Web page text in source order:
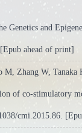
Genetics and
ahead of print]
M, Zhang W,
of co-stimulatory
cmi.2015.86.